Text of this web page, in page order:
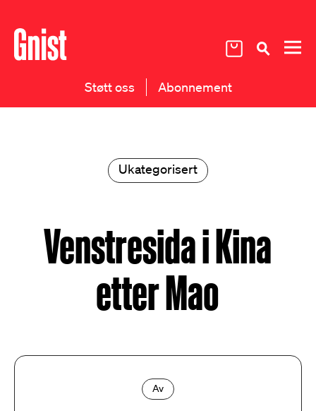
Støtt oss Abonnement
Ukategorisert
Venstresida i Kina
etter Mao
Av